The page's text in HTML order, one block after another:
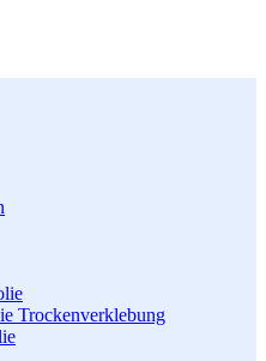
Trockenverklebung